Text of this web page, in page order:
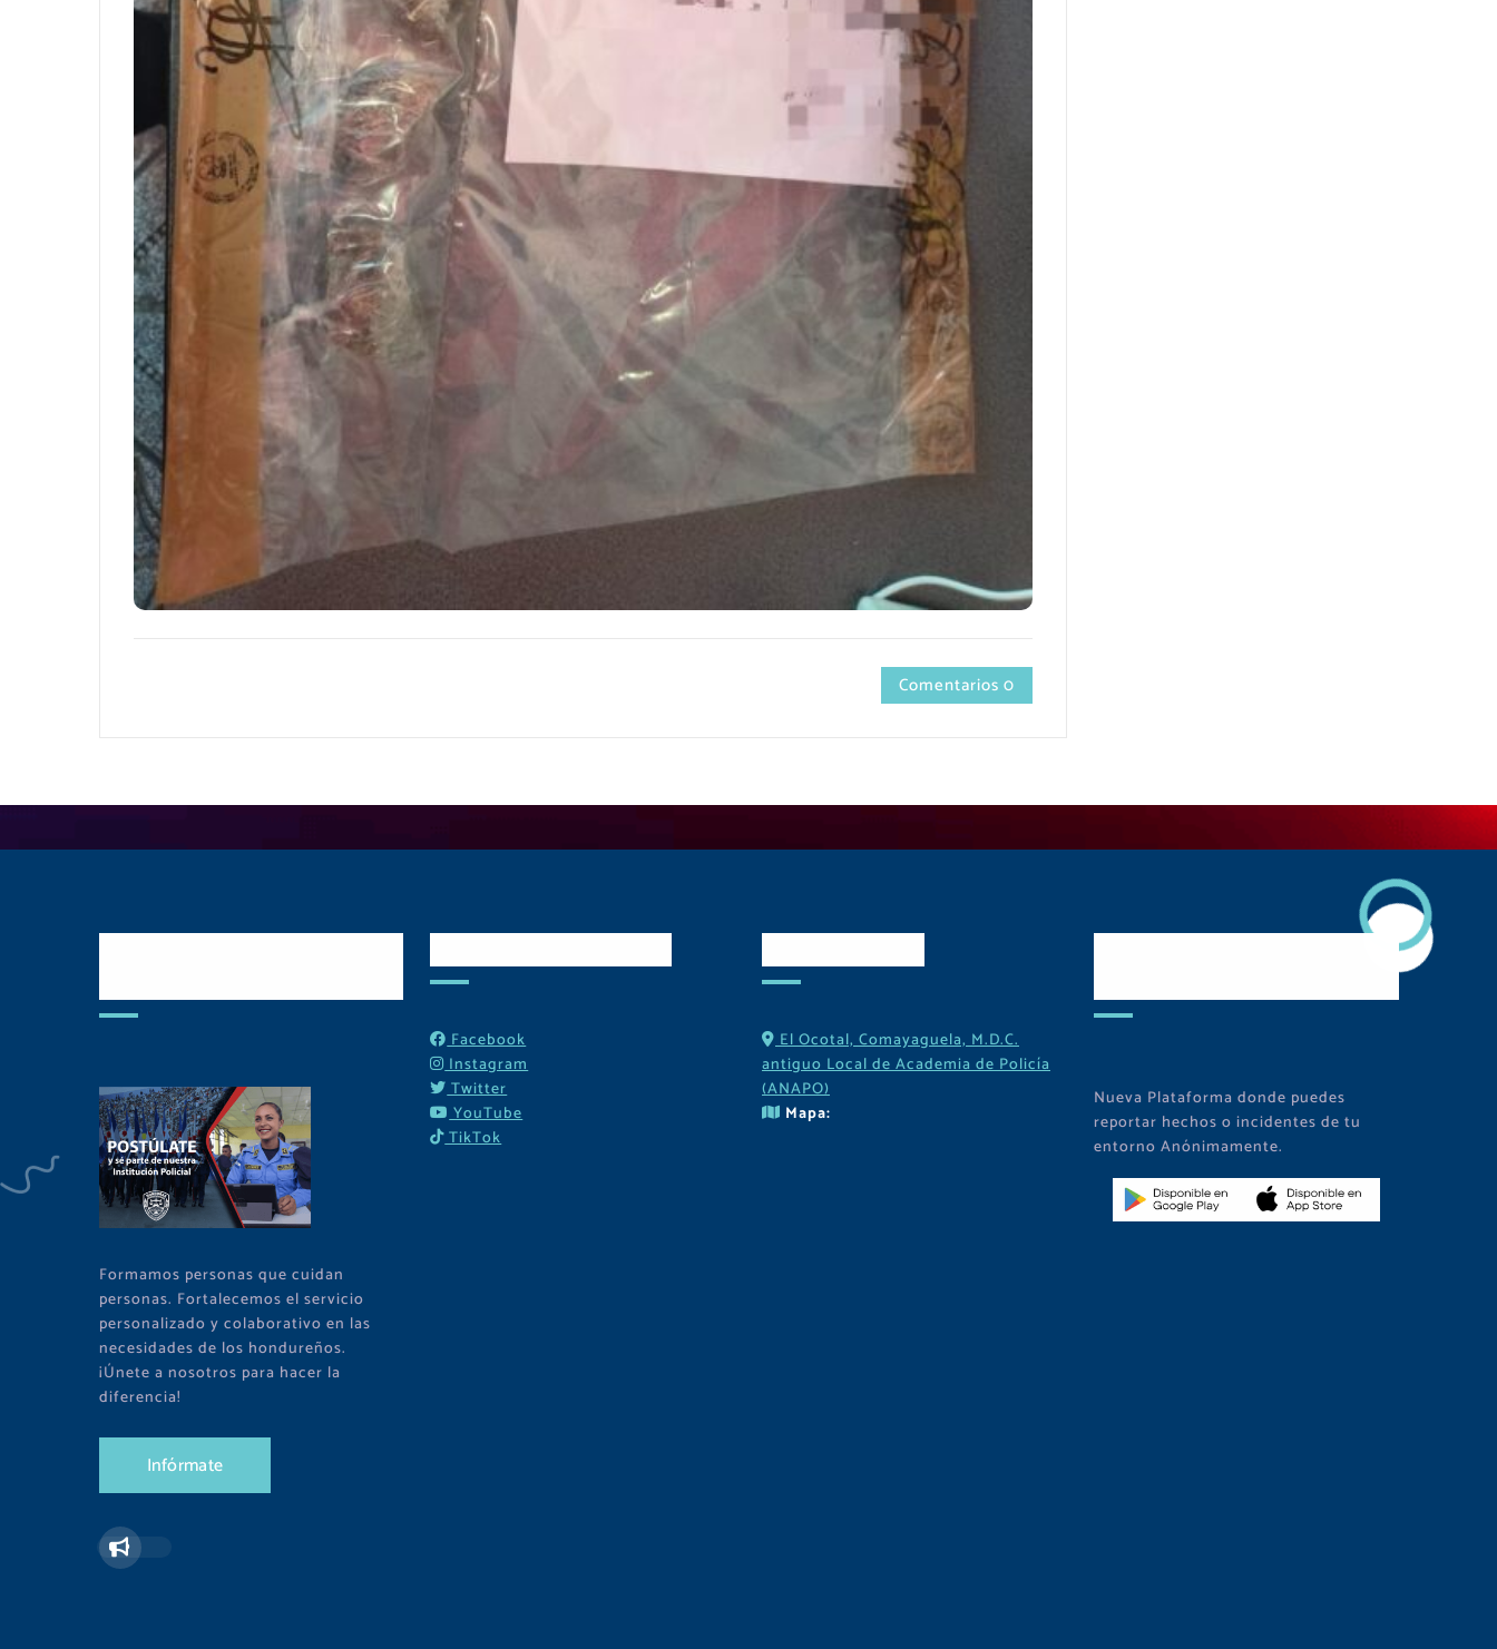
Comentarios 0
Formamos personas que cuidan
personas. Fortalecemos el servicio
personalizado y colaborativo en las
necesidades de los hondureños.
¡Únete a nosotros para hacer la
diferencia!
Infórmate
Facebook
Instagram
Twitter
YouTube
TikTok
El Ocotal, Comayaguela, M.D.C.
antiguo Local de Academia de Policía
(ANAPO)
Mapa:
Nueva Plataforma donde puedes
reportar hechos o incidentes de tu
entorno Anónimamente.